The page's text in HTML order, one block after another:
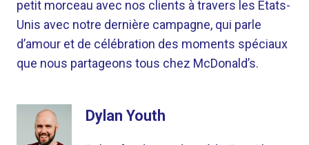
petit morceau avec nos clients à travers les États-
Unis avec notre dernière campagne, qui parle
d’amour et de célébration des moments spéciaux
que nous partageons tous chez McDonald’s.
Dylan Youth